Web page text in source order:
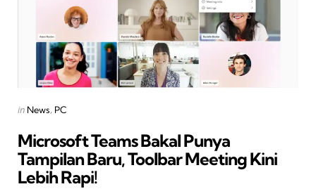
Categories
Posted
in News PC
Microsoft Teams Bakal Punya
Tampilan Baru, Toolbar Meeting Kini
Lebih Rapi!